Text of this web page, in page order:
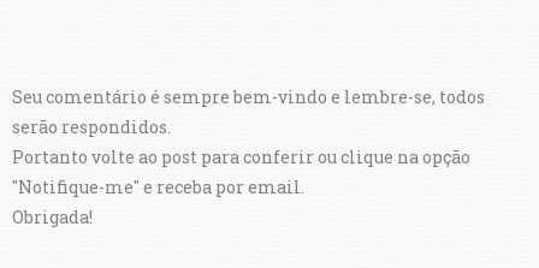
Seu comentário é sempre bem-vindo e lembre-se, todos
serão respondidos.
Portanto volte ao post para conferir ou clique na opção
"Notifique-me" e receba por email.
Obrigada!